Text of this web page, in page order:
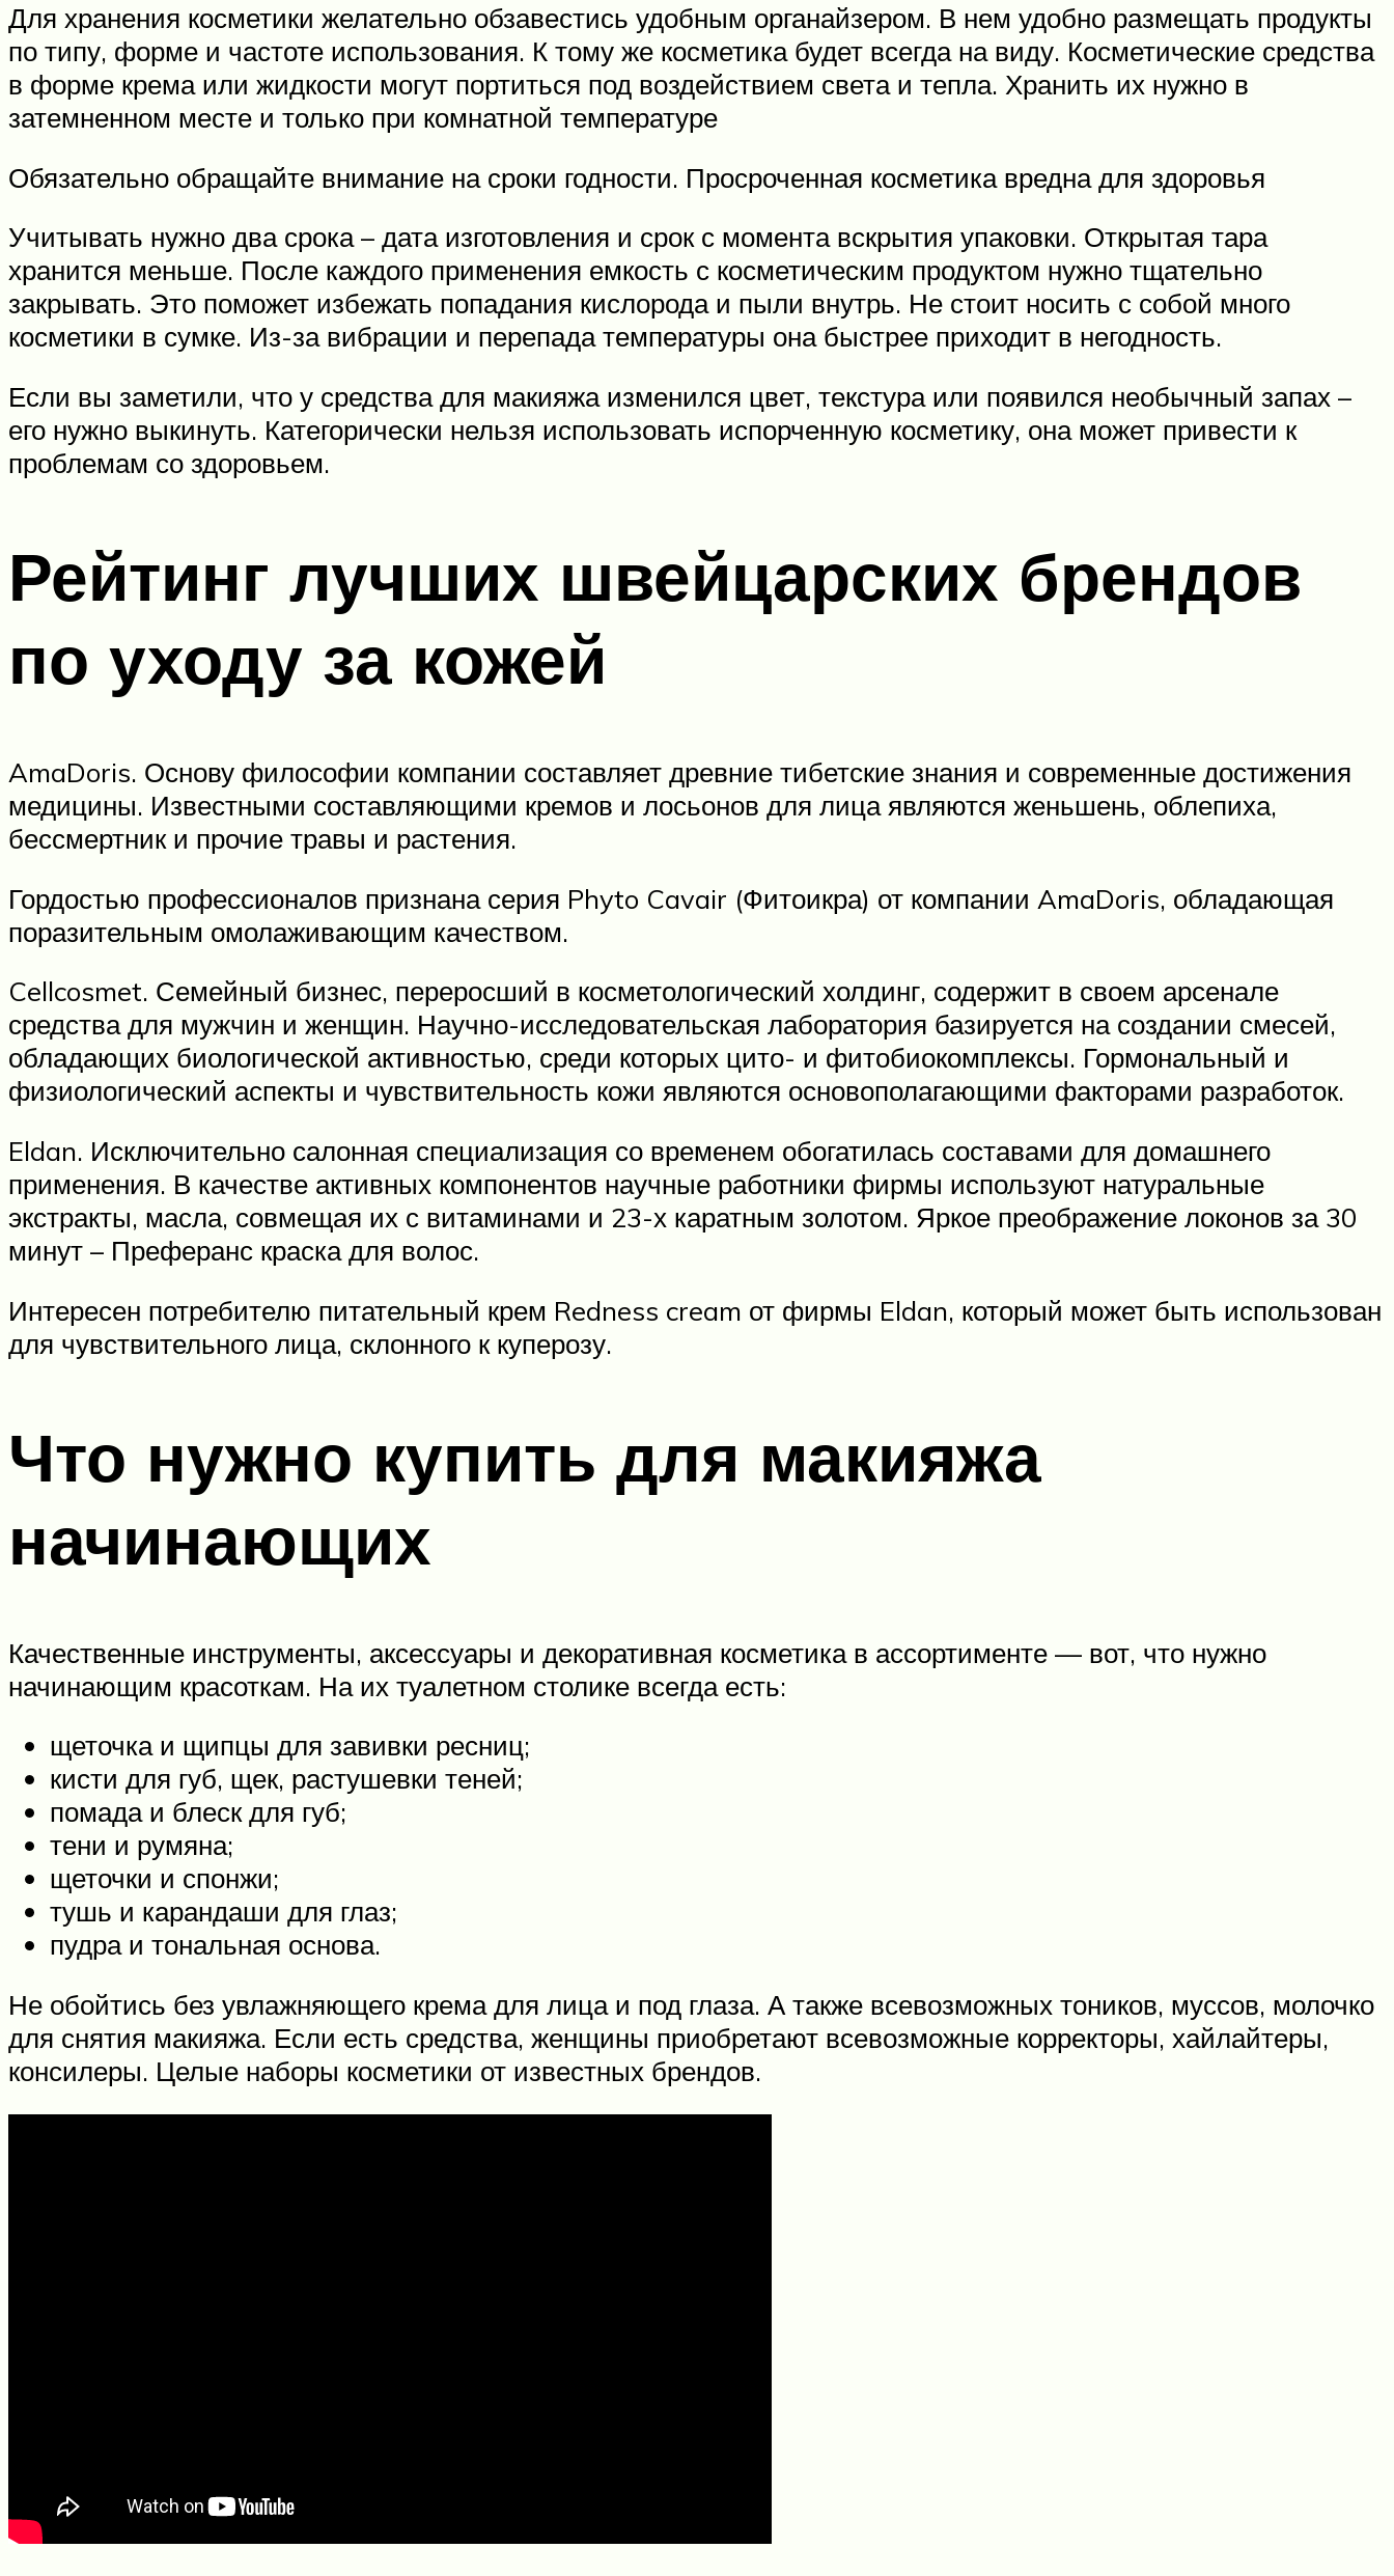
Для хранения косметики желательно обзавестись удобным органайзером. В нем удобно размещать продукты
по типу, форме и частоте использования. К тому же косметика будет всегда на виду. Косметические средства
в форме крема или жидкости могут портиться под воздействием света и тепла. Хранить их нужно в
затемненном месте и только при комнатной температуре
Обязательно обращайте внимание на сроки годности. Просроченная косметика вредна для здоровья
Учитывать нужно два срока – дата изготовления и срок с момента вскрытия упаковки. Открытая тара
хранится меньше. После каждого применения емкость с косметическим продуктом нужно тщательно
закрывать. Это поможет избежать попадания кислорода и пыли внутрь. Не стоит носить с собой много
косметики в сумке. Из-за вибрации и перепада температуры она быстрее приходит в негодность.
Если вы заметили, что у средства для макияжа изменился цвет, текстура или появился необычный запах –
его нужно выкинуть. Категорически нельзя использовать испорченную косметику, она может привести к
проблемам со здоровьем.
Рейтинг лучших швейцарских брендов
по уходу за кожей
AmaDoris. Основу философии компании составляет древние тибетские знания и современные достижения
медицины. Известными составляющими кремов и лосьонов для лица являются женьшень, облепиха,
бессмертник и прочие травы и растения.
Гордостью профессионалов признана серия Phyto Cavair (Фитоикра) от компании AmaDoris, обладающая
поразительным омолаживающим качеством.
Cellcosmet. Семейный бизнес, переросший в косметологический холдинг, содержит в своем арсенале
средства для мужчин и женщин. Научно-исследовательская лаборатория базируется на создании смесей,
обладающих биологической активностью, среди которых цито- и фитобиокомплексы. Гормональный и
физиологический аспекты и чувствительность кожи являются основополагающими факторами разработок.
Eldan. Исключительно салонная специализация со временем обогатилась составами для домашнего
применения. В качестве активных компонентов научные работники фирмы используют натуральные
экстракты, масла, совмещая их с витаминами и 23-х каратным золотом. Яркое преображение локонов за 30
минут – Преферанс краска для волос.
Интересен потребителю питательный крем Redness cream от фирмы Eldan, который может быть использован
для чувствительного лица, склонного к куперозу.
Что нужно купить для макияжа
начинающих
Качественные инструменты, аксессуары и декоративная косметика в ассортименте — вот, что нужно
начинающим красоткам. На их туалетном столике всегда есть:
щеточка и щипцы для завивки ресниц;
кисти для губ, щек, растушевки теней;
помада и блеск для губ;
тени и румяна;
щеточки и спонжи;
тушь и карандаши для глаз;
пудра и тональная основа.
Не обойтись без увлажняющего крема для лица и под глаза. А также всевозможных тоников, муссов, молочко
для снятия макияжа. Если есть средства, женщины приобретают всевозможные корректоры, хайлайтеры,
консилеры. Целые наборы косметики от известных брендов.